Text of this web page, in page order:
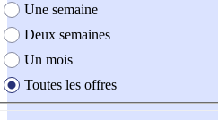
Une semaine
Deux semaines
Un mois
Toutes les offres